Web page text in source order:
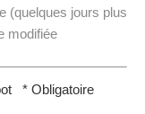
(quelques jours plus
modifiée
* Obligatoire